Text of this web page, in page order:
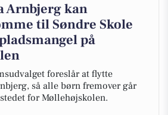
Arnbjerg kan
til Søndre Skole
på
foreslår at flytte
så alle børn fremover går
for Møllehøjskolen.